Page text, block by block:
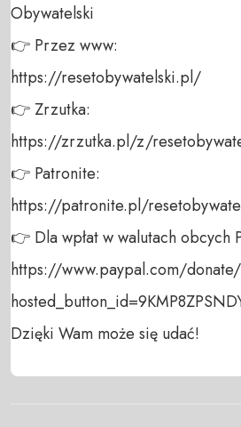
Obywatelski
👉 Przez www:
https://resetobywatelski.pl/
👉 Zrzutka:
https://zrzutka.pl/z/
👉 Patronite:
https://patronite.pl/
👉 Dla wpłat w walutach obcych
https://www.paypal.com/
Dzięki Wam może się udać!